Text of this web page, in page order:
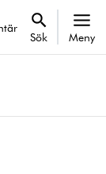
Sök Meny